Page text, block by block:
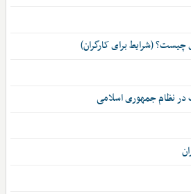
(شرایط برای کارگران)
در نظام جمهوری اسلامی